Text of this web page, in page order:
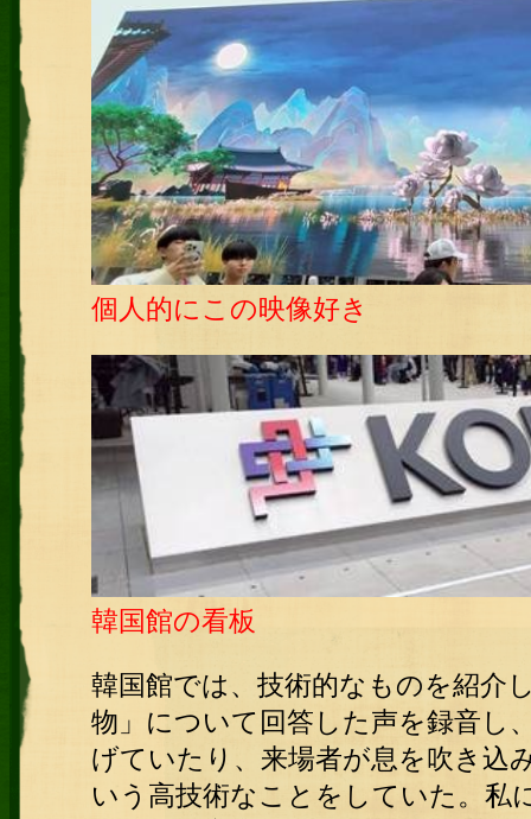
個人的にこの映像好き
韓国館の看板
韓国館では、技術的なものを紹介
物」について回答した声を録音し
げていたり、来場者が息を吹き込
いう高技術なことをしていた。私